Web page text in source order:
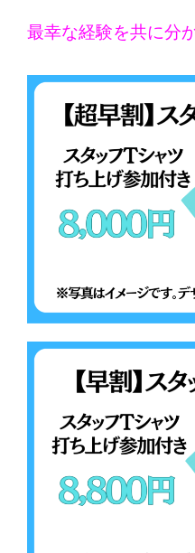
最幸な経験を共に分